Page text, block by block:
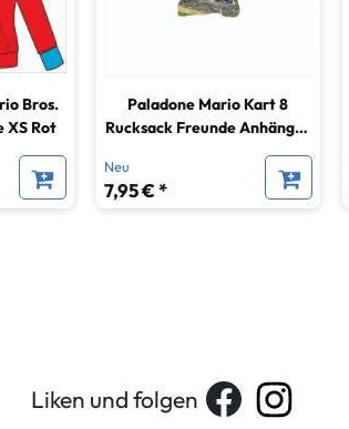
Bros.
XS Rot
Paladone Mario Kart 8
Rucksack Freunde Anhänger
Überraschungsbox
Neu
7,95 € *
Liken und folgen